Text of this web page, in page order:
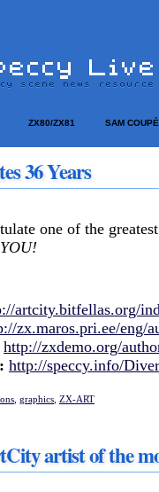
ZX80/ZX81 SAM COUPÉ
36 Years
one of the
artcity.bitfellas.org/
zx.maros.pri.ee/eng/
http://zxdemo.org/
http://speccy.info/
graphics ZX-ART
artist of the